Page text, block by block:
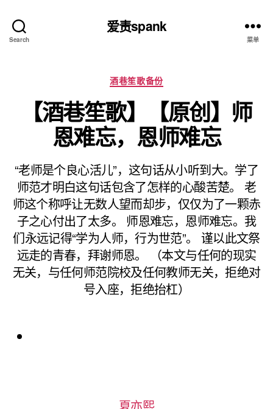
Search
爱责spank
菜单
分
类
酒巷笙歌备份
【酒巷笙歌】【原创】师
恩难忘，恩师难忘
“老师是个良心活儿”，这句话从小听到大。学了
师范才明白这句话包含了怎样的心酸苦楚。 老
师这个称呼让无数人望而却步，仅仅为了一颗赤
子之心付出了太多。 师恩难忘，恩师难忘。我
们永远记得“学为人师，行为世范”。 谨以此文祭
远走的青春，拜谢师恩。 （本文与任何的现实
无关，与任何师范院校及任何教师无关，拒绝对
号入座，拒绝抬杠）
夏亦熙